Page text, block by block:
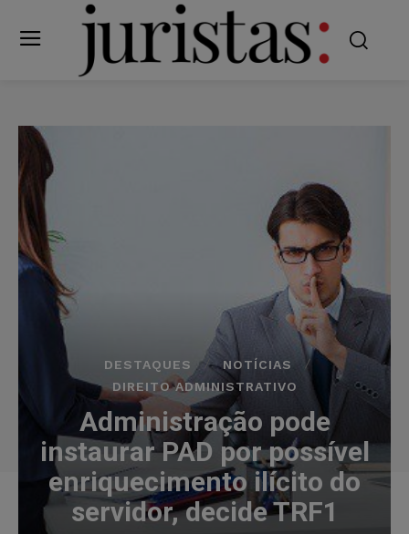
DESTAQUES
NOTÍCIAS
DIREITO ADMINISTRATIVO
Administração pode
instaurar PAD por possível
enriquecimento ilícito do
servidor, decide TRF1